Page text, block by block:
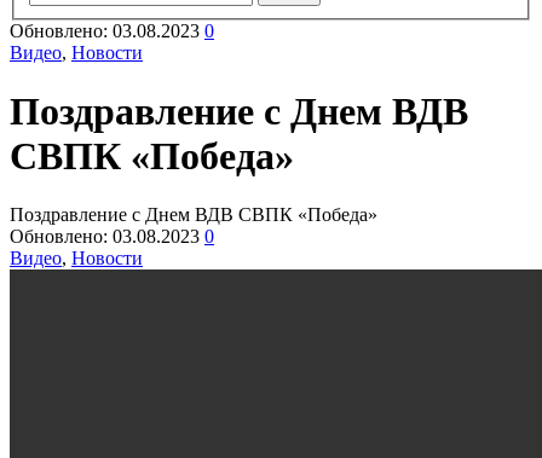
Обновлено: 03.08.2023 0
Видео, Новости
Поздравление с Днем ВДВ
СВПК «Победа»
Поздравление с Днем ВДВ СВПК «Победа»
Обновлено: 03.08.2023 0
Видео, Новости